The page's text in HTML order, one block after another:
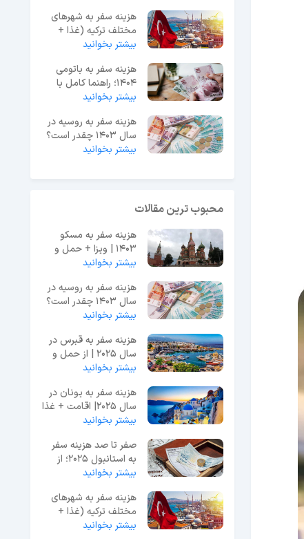
هزینه سفر به شهرهای
مختلف ترکیه (غذا +
حمل و نقل + اقامت)
بیشتر بخوانید
هزینه سفر به باتومی
۱۴۰۴؛ راهنما کامل با
قیمت‌های به‌روز
بیشتر بخوانید
هزینه سفر به روسیه در
سال 1403 چقدر است؟
{لیست تمام هزینه ها}
بیشتر بخوانید
محبوب ترین مقالات
هزینه سفر به مسکو
1403 | ویزا + حمل و
نقل + تفریحات
بیشتر بخوانید
هزینه سفر به روسیه در
سال 1403 چقدر است؟
{لیست تمام هزینه ها}
بیشتر بخوانید
هزینه سفر به قبرس در
سال 2025 | از حمل و
نقل تا جاذبه‌ها
بیشتر بخوانید
هزینه سفر به یونان در
سال 2025| اقامت + غذا
+ جاذبه
بیشتر بخوانید
صفر تا صد هزینه سفر
به استانبول 2025؛ از
اقتصادی تا لوکس
بیشتر بخوانید
هزینه سفر به شهرهای
مختلف ترکیه (غذا +
حمل و نقل + اقامت)
بیشتر بخوانید